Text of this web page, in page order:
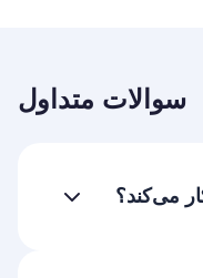
سوالات متداول